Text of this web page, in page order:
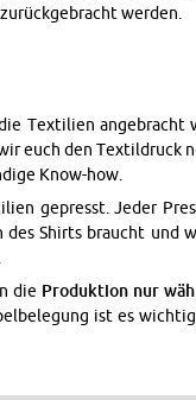
wer­den.
Tex­ti­li­en an­ge­bracht
euch den Tex­til­druck
Know-how.
ge­presst. Jeder
Shirts braucht
die Pro­duk­ti­on nur
ist es